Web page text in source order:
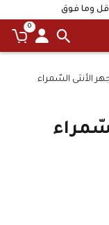
0
الأنثى السّمراء